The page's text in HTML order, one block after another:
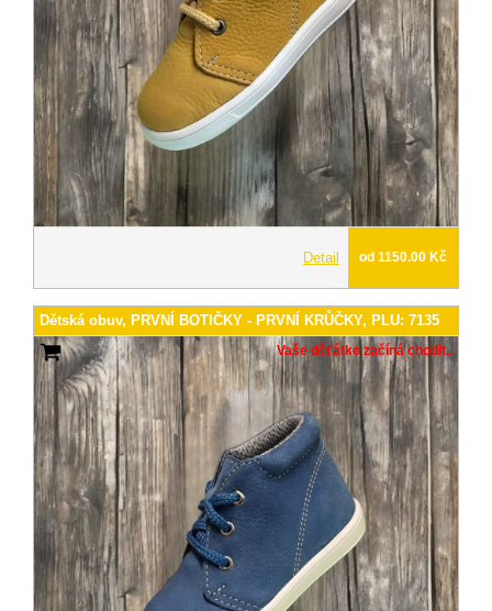
Detail od 1150.00 Kč
Dětská obuv, PRVNÍ BOTIČKY - PRVNÍ KRŮČKY, PLU: 7135
Vaše děťátko začíná chodit..